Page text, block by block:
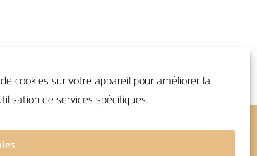
cookies sur votre appareil pour améliorer la
de services spécifiques.
Suivre